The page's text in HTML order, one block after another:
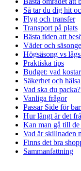
Så tar du dig hit
Flyg och transfer
Transport på plats
Bästa tiden att
Väder och
Högsäsong vs
Praktiska tips
Budget: vad
Säkerhet och hälsa
Vad ska du packa?
Vanliga frågor
Passar Side för
Hur långt är det
Kan man gå till
Vad är skillnaden
Finns det bra
Sammanfattning